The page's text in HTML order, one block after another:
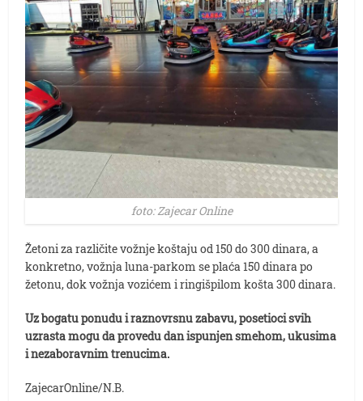
foto: Zajecar Online
Žetoni za različite vožnje koštaju od 150 do 300 dinara, a
konkretno, vožnja luna-parkom se plaća 150 dinara po
žetonu, dok vožnja vozićem i ringišpilom košta 300 dinara.
Uz bogatu ponudu i raznovrsnu zabavu, posetioci svih
uzrasta mogu da provedu dan ispunjen smehom, ukusima
i nezaboravnim trenucima.
ZajecarOnline/N.B.